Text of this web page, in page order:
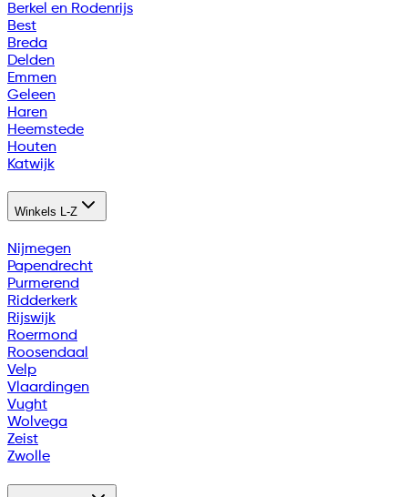
Berkel en Rodenrijs
Best
Breda
Delden
Emmen
Geleen
Haren
Heemstede
Houten
Katwijk
Winkels L-Z
Nijmegen
Papendrecht
Purmerend
Ridderkerk
Rijswijk
Roermond
Roosendaal
Velp
Vlaardingen
Vught
Wolvega
Zeist
Zwolle